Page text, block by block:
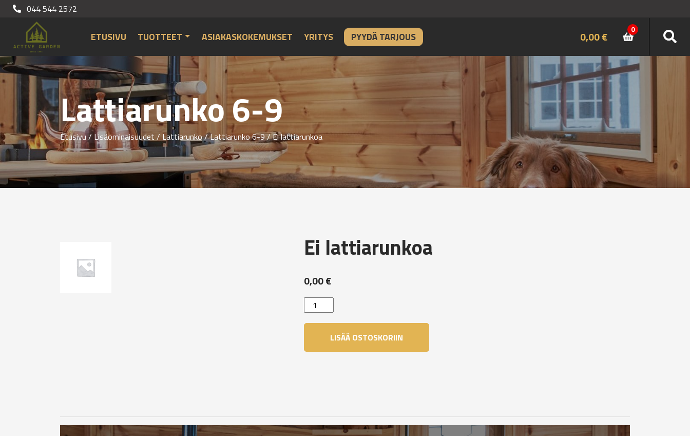
044 544 2572
ETUSIVU TUOTTEET ASIAKASKOKEMUKSET YRITYS PYYDÄ TARJOUS 0,00€ 0
Lattiarunko 6-9
Etusivu/ Lisäominaisuudet / Lattiarunko/Lattiarunko 6-9/ Ei lattiarunkoa
Ei lattiarunkoa
0,00€
lattiarunkoa
määrä
LISÄÄ OSTOSKORIIN